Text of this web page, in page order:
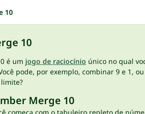
10
10
é um jogo de raciocínio único no qual
pode, por exemplo, combinar 9 e 1,
Merge 10